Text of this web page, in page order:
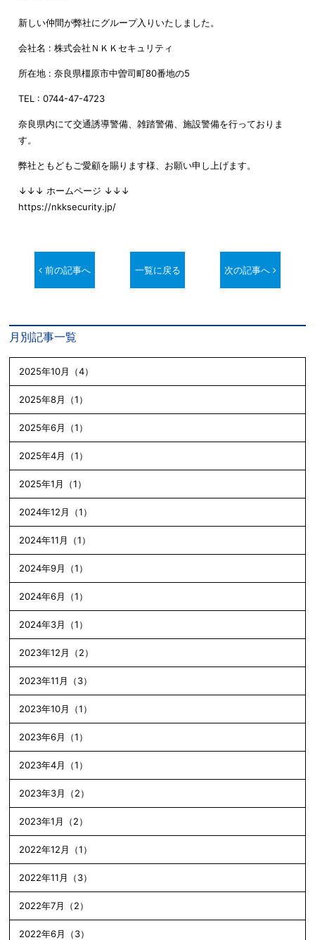
新しい仲間が弊社にグループ入りいたしました。
会社名 : 株式会社ＮＫＫセキュリティ
所在地 : 奈良県橿原市中曽司町80番地の5
TEL : 0744-47-4723
奈良県内にて交通誘導警備、雑踏警備、施設警備を行っておりま
す。
弊社ともどもご愛顧を賜ります様、お願い申し上げます。
↓↓↓ ホームページ ↓↓↓
https://nkksecurity.jp/
前の記事へ 一覧に戻る 次の記事へ
月別記事一覧
2025年10月（4）
2025年8月（1）
2025年6月（1）
2025年4月（1）
2025年1月（1）
2024年12月（1）
2024年11月（1）
2024年9月（1）
2024年6月（1）
2024年3月（1）
2023年12月（2）
2023年11月（3）
2023年10月（1）
2023年6月（1）
2023年4月（1）
2023年3月（2）
2023年1月（2）
2022年12月（1）
2022年11月（3）
2022年7月（2）
2022年6月（3）